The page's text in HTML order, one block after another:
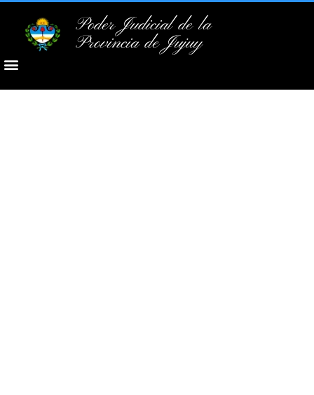
Poder Judicial de la
Provincia de Jujuy